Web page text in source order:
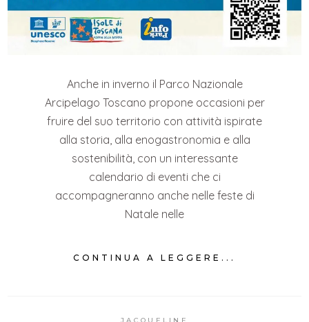
Anche in inverno il Parco Nazionale
Arcipelago Toscano propone occasioni per
fruire del suo territorio con attività ispirate
alla storia, alla enogastronomia e alla
sostenibilità, con un interessante
calendario di eventi che ci
accompagneranno anche nelle feste di
Natale nelle
CONTINUA A LEGGERE...
JACQUELINE